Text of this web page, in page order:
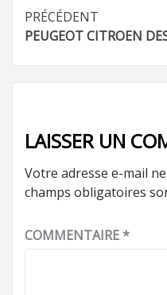
d’article
PRÉCÉDENT
PEUGEOT CITROEN
LAISSER UN
Votre adresse e-mail
champs obligatoires
COMMENTAIRE*